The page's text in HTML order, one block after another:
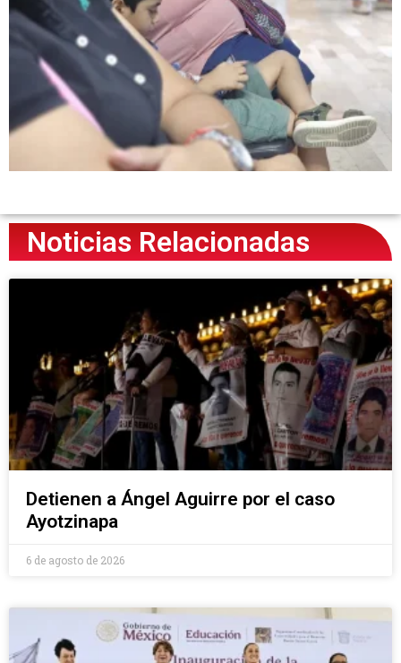
Noticias Relacionadas
Detienen a Ángel Aguirre por el caso
Ayotzinapa
6 de agosto de 2026